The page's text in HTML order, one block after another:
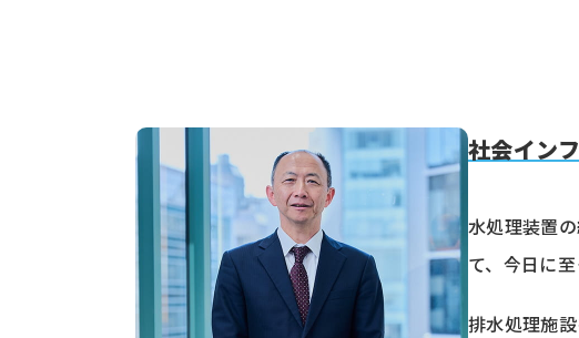
社会イン
水処理装置
て、今日に至
排水処理施